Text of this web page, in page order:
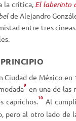
la crítica, El laberinto
de Alejandro
entre tres
Ciudad de México
9 en una de las
caprichos.10Al
pero al otro lado de